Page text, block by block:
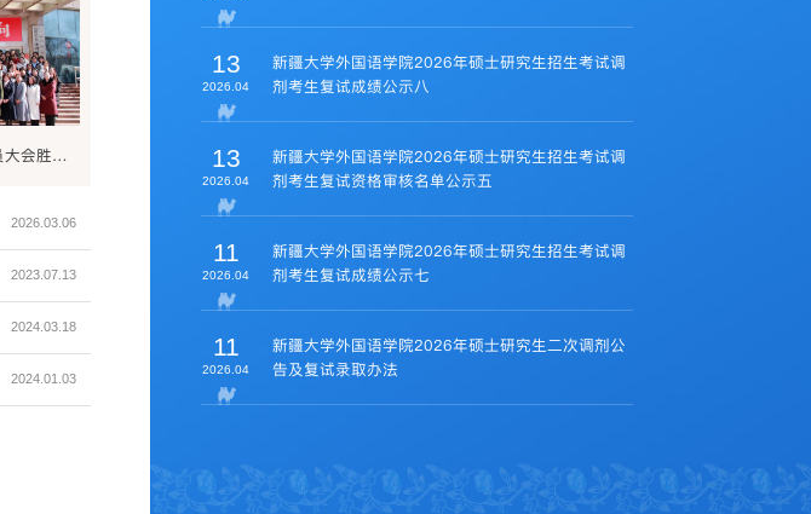
中国共产党新疆大学外国语学院党员大会胜利召开
2026.03.06
2023.07.13
2024.03.18
2024.01.03
13
2026.04
新疆大学外国语学院2026年硕士研究生招生考试调
剂考生复试成绩公示八
13
2026.04
新疆大学外国语学院2026年硕士研究生招生考试调
剂考生复试资格审核名单公示五
11
2026.04
新疆大学外国语学院2026年硕士研究生招生考试调
剂考生复试成绩公示七
11
2026.04
新疆大学外国语学院2026年硕士研究生二次调剂公
告及复试录取办法